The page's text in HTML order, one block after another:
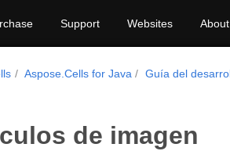
Support Websites About
Aspose.Cells for Java Guía del
de imagen